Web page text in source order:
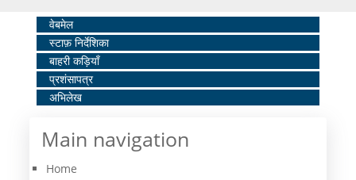
Home
Middle
Menu
वेबमेल
स्टाफ़ निर्देशिका
बाहरी कड़ियाँ
प्रशंसापत्र
अभिलेख
Main navigation
Home